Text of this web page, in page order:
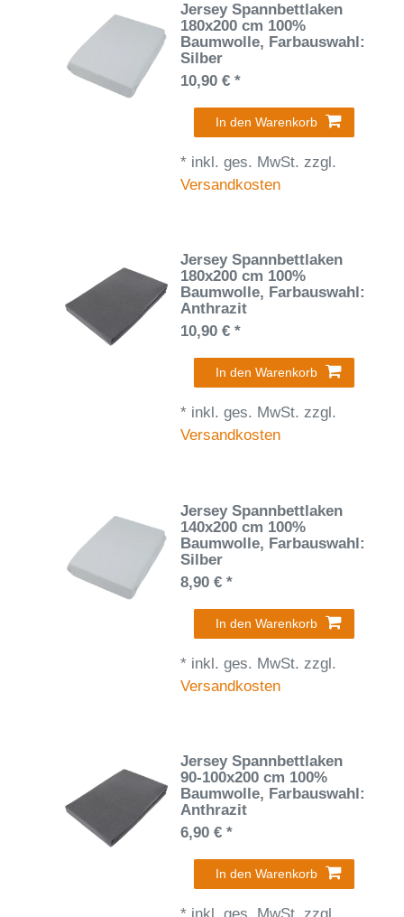
Jersey Spannbettlaken
180x200 cm 100%
Baumwolle, Farbauswahl:
Silber
10,90 € *
In den Warenkorb
* inkl. ges. MwSt. zzgl.
Versandkosten
Jersey Spannbettlaken
180x200 cm 100%
Baumwolle, Farbauswahl:
Anthrazit
10,90 € *
In den Warenkorb
* inkl. ges. MwSt. zzgl.
Versandkosten
Jersey Spannbettlaken
140x200 cm 100%
Baumwolle, Farbauswahl:
Silber
8,90 € *
In den Warenkorb
* inkl. ges. MwSt. zzgl.
Versandkosten
Jersey Spannbettlaken
90-100x200 cm 100%
Baumwolle, Farbauswahl:
Anthrazit
6,90 € *
In den Warenkorb